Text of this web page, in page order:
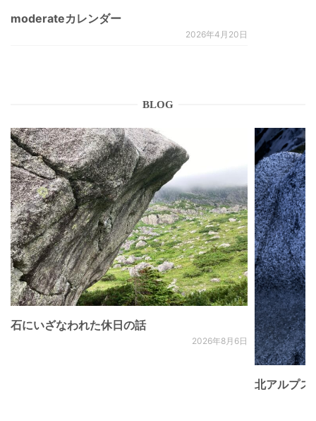
moderateカレンダー
2026年4月20日
BLOG
石にいざなわれた休日の話
2026年8月6日
北アルプ